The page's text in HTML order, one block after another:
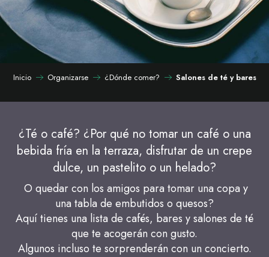
Inicio Organizarse ¿Dónde comer? Salones de té y bares
¿Té o café? ¿Por qué no tomar un café o una
bebida fría en la terraza, disfrutar de un crepe
dulce, un pastelito o un helado?
O quedar con los amigos para tomar una copa y
una tabla de embutidos o quesos?
Aquí tienes una lista de cafés, bares y salones de té
que te acogerán con gusto.
Algunos incluso te sorprenderán con un concierto.